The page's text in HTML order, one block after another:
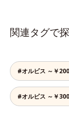
が手放せない私たちに
イテムです。*1 肌の
燥によるくすみをケ
湿成分*6 ブライトニ
ー（酸化チタン、シ
酸化鉄、トリメトキシ
らケアで唇をそっとい
ら、メイク映えするし
ブラシに適量をとっ
くなじませてくださ
関連タグで
#オルビス ～￥
#オルビス ～￥